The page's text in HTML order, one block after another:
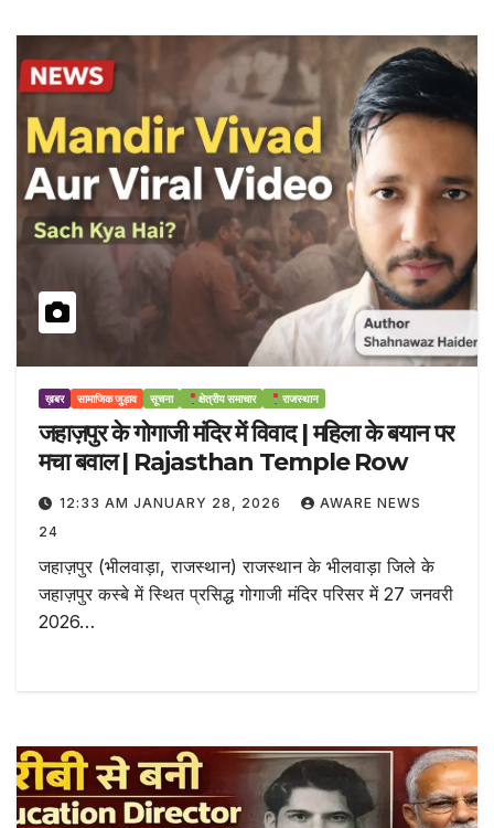
ख़बर सामाजिक जुड़ाव सूचना क्षेत्रीय समाचार राजस्थान
जहाज़पुर के गोगाजी मंदिर में विवाद | महिला के बयान पर
मचा बवाल | Rajasthan Temple Row
12:33 AM JANUARY 28, 2026
AWARE NEWS
24
जहाज़पुर (भीलवाड़ा, राजस्थान) राजस्थान के भीलवाड़ा जिले के
जहाज़पुर कस्बे में स्थित प्रसिद्ध गोगाजी मंदिर परिसर में 27 जनवरी
2026…